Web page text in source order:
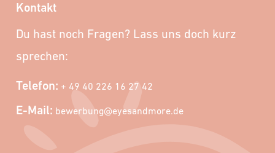
Kontakt
Du hast noch Fragen? Lass uns doch kurz
sprechen:
Telefon: + 49 40 226 16 27 42
E-Mail: bewerbung@eyesandmore.de